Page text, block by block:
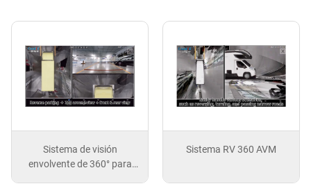
Sistema de visión
envolvente de 360° para
Sistema RV 360 AVM